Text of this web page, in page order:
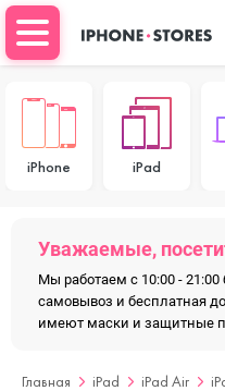
iPhone iPad
Уважаемые,
Мы работаем с 10:00 -
самовывоз и бесплатная
имеют маски и защитные
Главная iPad iPad Air